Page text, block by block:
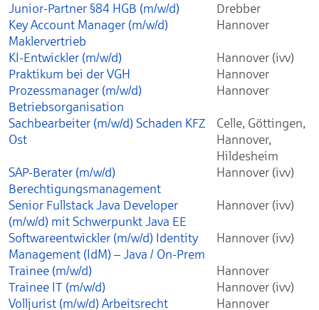
Junior-Partner §84 HGB (m/w/d)
Drebber
Key Account Manager (m/w/d)
Maklervertrieb
Hannover
KI-Entwickler (m/w/d)
Hannover (ivv)
Praktikum bei der VGH
Hannover
Prozessmanager (m/w/d)
Betriebsorganisation
Hannover
Sachbearbeiter (m/w/d) Schaden KFZ
Ost
Celle, Göttingen,
Hannover,
Hildesheim
SAP-Berater (m/w/d)
Berechtigungsmanagement
Hannover (ivv)
Senior Fullstack Java Developer
(m/w/d) mit Schwerpunkt Java EE
Hannover (ivv)
Softwareentwickler (m/w/d) Identity
Management (IdM) – Java / On-Prem
Hannover (ivv)
Trainee (m/w/d)
Hannover
Trainee IT (m/w/d)
Hannover (ivv)
Volljurist (m/w/d) Arbeitsrecht
Hannover